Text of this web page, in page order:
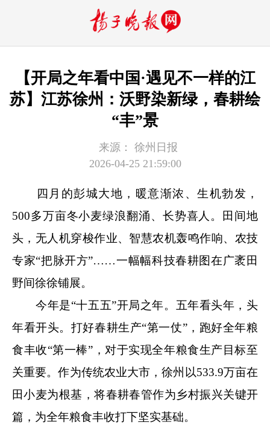
【开局之年看中国·遇见不一样的江
苏】江苏徐州：沃野染新绿，春耕绘
“丰”景
来源：
徐州日报
2026-04-25 21:59:00
四月的彭城大地，暖意渐浓、生机勃发，
500多万亩冬小麦绿浪翻涌、长势喜人。田间地
头，无人机穿梭作业、智慧农机轰鸣作响、农技
专家“把脉开方”……一幅幅科技春耕图在广袤田
野间徐徐铺展。
今年是“十五五”开局之年。五年看头年，头
年看开头。打好春耕生产“第一仗”，跑好全年粮
食丰收“第一棒”，对于实现全年粮食生产目标至
关重要。作为传统农业大市，徐州以533.9万亩在
田小麦为根基，将春耕春管作为乡村振兴关键开
篇，为全年粮食丰收打下坚实基础。